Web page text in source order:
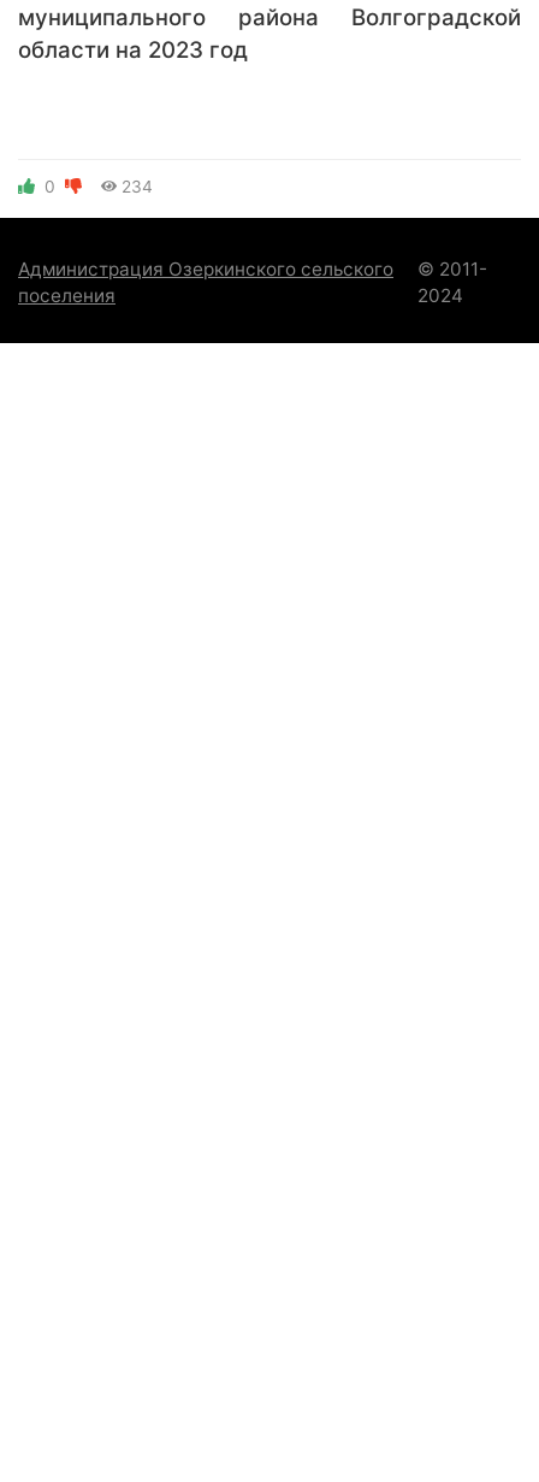
муниципального района Волгоградской
области на 2023 год
0 234
Администрация Озеркинского сельского
поселения
© 2011-
2024